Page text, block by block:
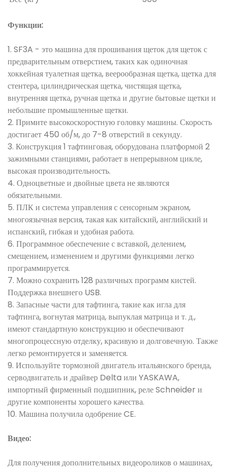
Функции:
1. SF3A - это машина для прошивания щеток для щеток с
предварительным отверстием, таких как одиночная
хоккейная туалетная щетка, веерообразная щетка, щетка для
стентера, цилиндрическая щетка, чистящая щетка,
внутренняя щетка, ручная щетка и другие бытовые щетки и
небольшие промышленные щетки.
2. Примите высокоскоростную головку машины. Скорость
достигает 450 об/м, до 7-8 отверстий в секунду.
3. Конструкция 1 тафтинговая, оборудована платформой 2
зажимными станциями, работает в непрерывном цикле,
высокая производительность.
4. Одноцветные и двойные цвета не являются
обязательными.
5. ПЛК и система управления с сенсорным экраном,
многоязычная версия, такая как китайский, английский и
испанский, гибкая и удобная работа.
6. Программное обеспечение с вставкой, делением,
смещением, изменением и другими функциями легко
программируется.
7. Можно сохранить 128 различных программ кистей.
Поддержка внешнего USB.
8. Запасные части для тафтинга, такие как игла для
тафтинга, вогнутая матрица, выпуклая матрица и т. д.,
имеют стандартную конструкцию и обеспечивают
многопроцессную отделку, красивую и долговечную. Также
легко ремонтируется и заменяется.
9. Используйте тормозной двигатель итальянского бренда,
серводвигатель и драйвер Delta или YASKAWA,
импортный фирменный подшипник, реле Schneider и
другие компоненты хорошего качества.
10. Машина получила одобрение CE.
Видео:
Для получения дополнительных видеороликов о машинах,